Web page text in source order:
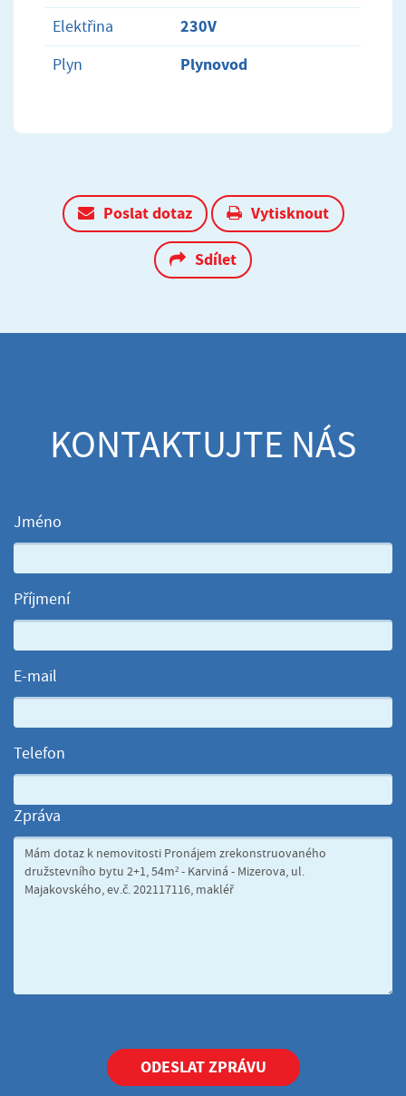
Elektřina 230V
Plyn Plynovod
Poslat dotaz Vytisknout
Sdílet
KONTAKTUJTE NÁS
Jméno
Příjmení
E-mail
Telefon
Zpráva
ODESLAT ZPRÁVU